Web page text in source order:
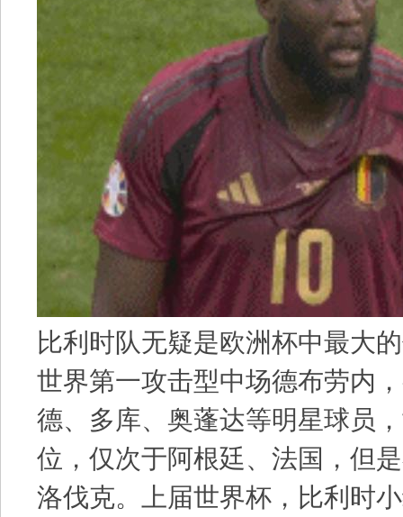
比利时队无疑是欧洲杯中最大
世界第一攻击型中场德布劳内
德、多库、奥蓬达等明星球员
位，仅次于阿根廷、法国，但
洛伐克。上届世界杯，比利时